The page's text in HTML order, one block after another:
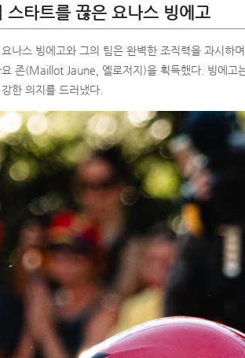
스타트를 끊은 요나스 빙에고
나스 빙에고와 그의 팀은 완벽한 조직력을 과시하
존(Maillot Jaune, 옐로저지)을 획득했다. 빙에고
한 의지를 드러냈다.